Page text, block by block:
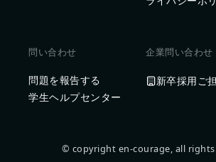
問い合わせ
問題を報告する
学生ヘルプセンター
企業問い合わせ
新卒採用ご
© copyright en-courage, all rights